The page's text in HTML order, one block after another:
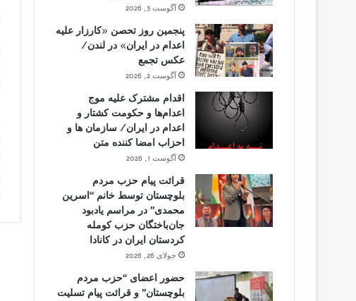
آگوست 3, 2026
پنجمین روز تحصن «کارزار علیه
اعدام در ایران» در لندن/
عکس تجمع
آگوست 2, 2026
اقدام مشترک علیه موج
اعدام‌ها و حکومت کشتار و
اعدام در ایران/ سازمان ها و
احزاب امضا کننده متن
آگوست 1, 2026
قرائت پیام حزب مردم
بلوچستان توسط خانم “اسرین
محمدی” در مراسم یادبود
جان‌باختگان حزب کومله
کردستان ایران در کانادا
جولای 26, 2026
حضور اعضای “حزب مردم
بلوچستان” و قرائت پیام تسلیت